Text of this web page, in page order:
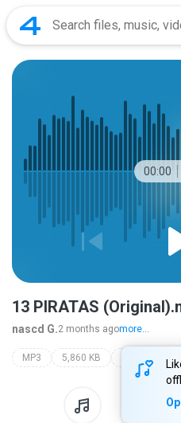
00:00
13 PIRATAS
nascd G.2 months agomore...
MP3 5,860 KB